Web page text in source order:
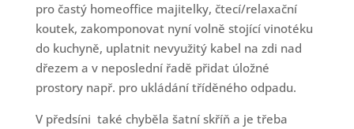
pro častý homeoffice majitelky, čtecí/relaxační
koutek, zakomponovat nyní volně stojící vinotéku
do kuchyně, uplatnit nevyužitý kabel na zdi nad
dřezem a v neposlední řadě přidat úložné
prostory např. pro ukládání tříděného odpadu.
V předsíni také chyběla šatní skříň a je třeba